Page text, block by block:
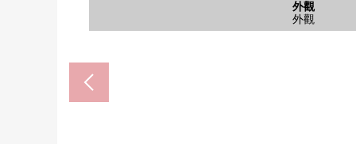
外觀
外觀
客廳
客廳
客廳
客廳
客廳
客廳
客廳
客廳
廚房
廚房
廚房
廚房
洗臉
洗臉
公共汽車
公共汽車
外觀
外觀
入口
入口
入口
入口
入口
提供公園
外觀
外觀
停車場
停車場
停車場
停車場
入口
入口
入口
入口
入口
入口
入口
貯藏室
停車場
停車場
入口
入口
入口
入口
入口
入口
入口
入口
停車場
停車場
入口
入口
入口
入口
入口
入口
入口
入口
陽台
陽台
仙台市立七北田小學(約
步行5分鐘
仙台市立七北田中學(約
步行8分鐘
地下鐵南北線"泉中央"車站(
步行18分鐘
7-Eleven仙台泉堂林店(約
步行2分鐘
七北田診所(約460m)
步行6分鐘
miyagi消費合作社市名坂商店(
步行6分鐘
Welcia仙台市名坂商店(約
步行9分鐘
七十七銀行泉分店(約
步行9分鐘
泉七北田郵局(約900m)
步行12分鐘